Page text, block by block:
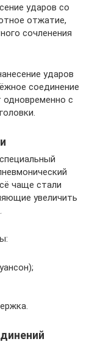
ударов со
отжатие,
сочленения
ударов
соединение
одновременно с
чаще стали
увеличить